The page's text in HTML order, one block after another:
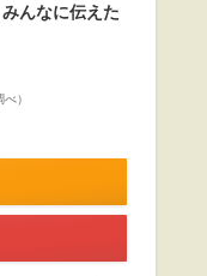
んなに伝えた
）